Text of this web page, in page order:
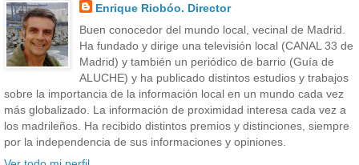
Enrique Riobóo. Director
Buen conocedor del mundo local, vecinal de Madrid.
Ha fundado y dirige una televisión local (CANAL 33 de
Madrid) y también un periódico de barrio (Guía de
ALUCHE) y ha publicado distintos estudios y trabajos
sobre la importancia de la información local en un mundo cada vez
más globalizado. La información de proximidad interesa cada vez a
los madrileños. Ha recibido distintos premios y distinciones, siempre
por la independencia de sus informaciones y opiniones.